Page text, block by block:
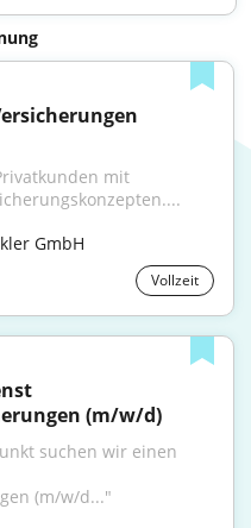
mit
GmbH
Vollzeit
(m/w/d)
(m/w/d..."